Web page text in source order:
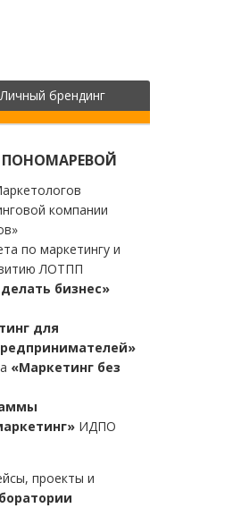
Личный брендинг
компании
по маркетингу и
ЛОТПП
бизнес»
для
«Маркетинг без
ИДПО
проекты и